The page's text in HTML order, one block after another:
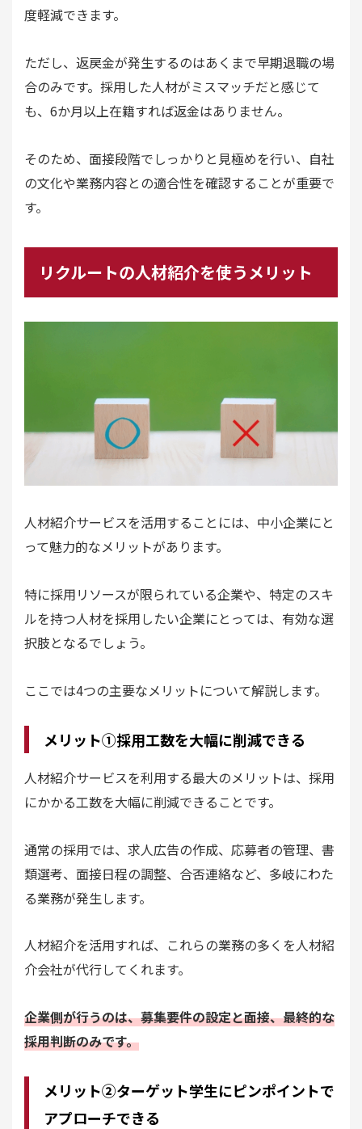
度軽減できます。
ただし、返戻金が発生するのはあくまで早期退職の場
合のみです。採用した人材がミスマッチだと感じて
も、6か月以上在籍すれば返金はありません。
そのため、面接段階でしっかりと見極めを行い、自社
の文化や業務内容との適合性を確認することが重要で
す。
リクルートの人材紹介を使うメリット
人材紹介サービスを活用することには、中小企業にと
って魅力的なメリットがあります。
特に採用リソースが限られている企業や、特定のスキ
ルを持つ人材を採用したい企業にとっては、有効な選
択肢となるでしょう。
ここでは4つの主要なメリットについて解説します。
メリット①採用工数を大幅に削減できる
人材紹介サービスを利用する最大のメリットは、採用
にかかる工数を大幅に削減できることです。
通常の採用では、求人広告の作成、応募者の管理、書
類選考、面接日程の調整、合否連絡など、多岐にわた
る業務が発生します。
人材紹介を活用すれば、これらの業務の多くを人材紹
介会社が代行してくれます。
企業側が行うのは、募集要件の設定と面接、最終的な
採用判断のみです。
メリット②ターゲット学生にピンポイントで
アプローチできる